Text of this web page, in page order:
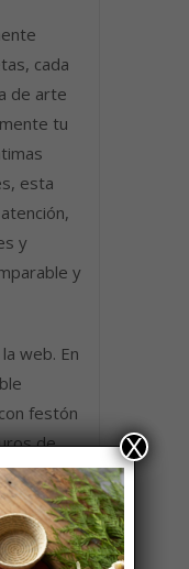
cada
de arte
tu
esta
y
y
web. En
festón
de
buscas
mesa.
en
X